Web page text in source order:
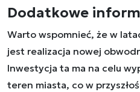
Dodatkowe
Warto wspomnieć, że w
jest realizacja nowej
Inwestycja ta ma na celu
teren miasta, co w